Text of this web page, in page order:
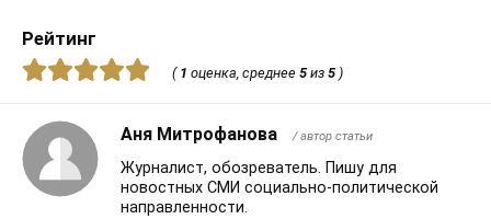
Рейтинг
( 1 оценка, среднее 5из 5)
Аня Митрофанова / автор статьи
Журналист, обозреватель. Пишу для
новостных СМИ социально-политической
направленности.